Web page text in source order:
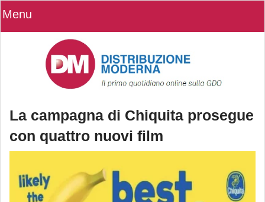
Menu
La campagna di Chiquita prosegue
con quattro nuovi film